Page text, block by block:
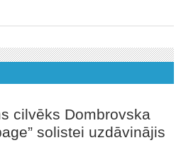
cilvēks Dombrovska
solistei uzdāvinājis